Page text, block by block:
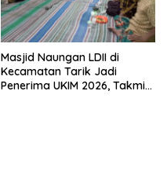
Masjid Naungan LDII di
Kecamatan Tarik Jadi
Penerima UKIM 2026, Takmir